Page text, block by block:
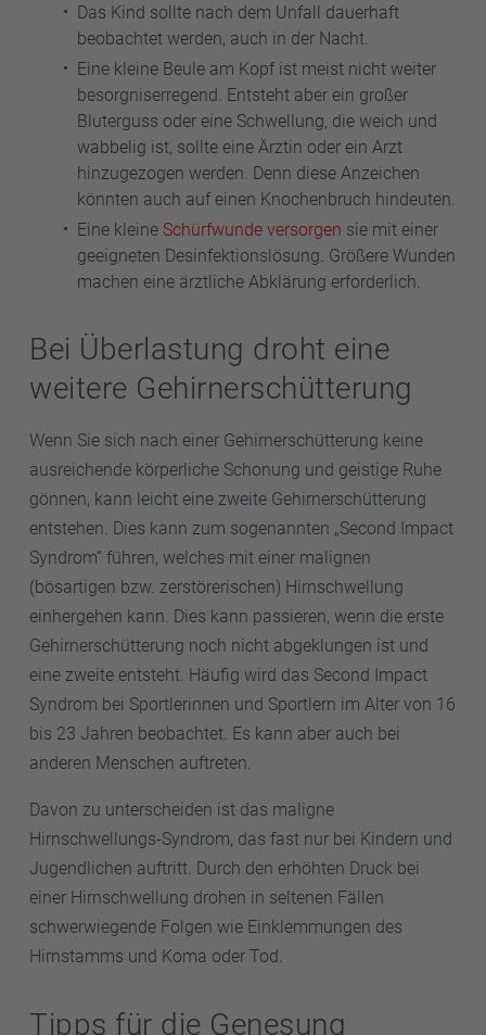
Das Kind sollte nach dem Unfall dauerhaft
beobachtet werden, auch in der Nacht.
Eine kleine Beule am Kopf ist meist nicht weiter
besorgniserregend. Entsteht aber ein großer
Bluterguss oder eine Schwellung, die weich und
wabbelig ist, sollte eine Ärztin oder ein Arzt
hinzugezogen werden. Denn diese Anzeichen
könnten auch auf einen Knochenbruch hindeuten.
Eine kleine Schürfwunde versorgen sie mit einer
geeigneten Desinfektionslösung. Größere Wunden
machen eine ärztliche Abklärung erforderlich.
Bei Überlastung droht eine
weitere Gehirnerschütterung
Wenn Sie sich nach einer Gehirnerschütterung keine
ausreichende körperliche Schonung und geistige Ruhe
gönnen, kann leicht eine zweite Gehirnerschütterung
entstehen. Dies kann zum sogenannten „Second Impact
Syndrom“ führen, welches mit einer malignen
(bösartigen bzw. zerstörerischen) Hirnschwellung
einhergehen kann. Dies kann passieren, wenn die erste
Gehirnerschütterung noch nicht abgeklungen ist und
eine zweite entsteht. Häufig wird das Second Impact
Syndrom bei Sportlerinnen und Sportlern im Alter von 16
bis 23 Jahren beobachtet. Es kann aber auch bei
anderen Menschen auftreten.
Davon zu unterscheiden ist das maligne
Hirnschwellungs-Syndrom, das fast nur bei Kindern und
Jugendlichen auftritt. Durch den erhöhten Druck bei
einer Hirnschwellung drohen in seltenen Fällen
schwerwiegende Folgen wie Einklemmungen des
Hirnstamms und Koma oder Tod.
Tipps für die Genesung